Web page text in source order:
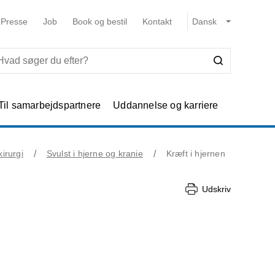
Presse Job Book og bestil Kontakt
samarbejdspartnere Uddannelse og karriere
Svulst i hjerne og kranie Kræft i hjernen
Udskriv